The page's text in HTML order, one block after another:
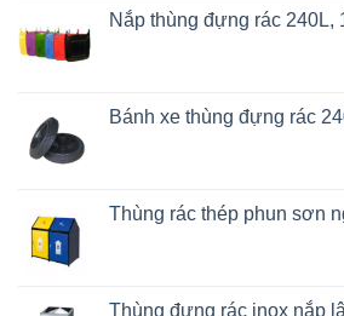
Nắp thùng đựng rác 240L,
Bánh xe thùng đựng rác
Thùng rác thép phun sơn
Thùng đựng rác inox nắp